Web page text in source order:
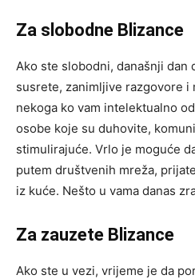
Za slobodne Blizance
Ako ste slobodni, današnji dan
susrete, zanimljive razgovore i
nekoga ko vam intelektualno
osobe koje su duhovite,
stimulirajuće. Vrlo je moguće
putem društvenih mreža,
iz kuće. Nešto u vama danas
Za zauzete Blizance
Ako ste u vezi, vrijeme je da